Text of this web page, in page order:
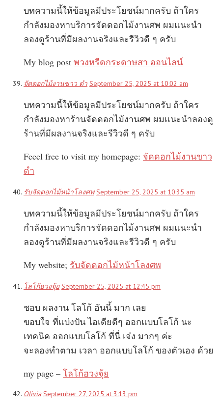
บทความนี้ให้ข้อมูลมีประโยชน์มากครับ ถ้าใคร
กำลังมองหาบริการจัดดอกไม้งานศพ ผมแนะนำ
ลองดูร้านที่มีผลงานจริงและรีวิวดี ๆ ครับ
My blog post พวงหรีดกระดาษสา ออนไลน์
จัดดอกไม้งานขาว ดํา September 25, 2025 at 10:02 am
บทความนี้ให้ข้อมูลมีประโยชน์มากครับ ถ้าใคร
กำลังมองหาร้านจัดดอกไม้งานศพ ผมแนะนำลองดู
ร้านที่มีผลงานจริงและรีวิวดี ๆ ครับ
Feeel free to visit my homepage: จัดดอกไม้งานขาว
ดํา
รับจัดดอกไม้หน้าโลงศพ September 25, 2025 at 10:35 am
บทความนี้ให้ข้อมูลมีประโยชน์มากครับ ถ้าใคร
กำลังมองหาบริการจัดดอกไม้งานศพ ผมแนะนำ
ลองดูร้านที่มีผลงานจริงและรีวิวดี ๆ ครับ
My website; รับจัดดอกไม้หน้าโลงศพ
โลโก้ฮวงจุ้ย September 25, 2025 at 12:45 pm
ชอบ ผลงาน โลโก้ อันนี้ มาก เลย
ขอบใจ ที่แบ่งปัน ไอเดียดีๆ ออกแบบโลโก้ นะ
เทคนิค ออกแบบโลโก้ ที่นี่ เจ๋ง มากๆ ค่ะ
จะลองทำตาม เวลา ออกแบบโลโก้ ของตัวเอง ด้วย
my page – โลโก้ฮวงจุ้ย
Olivia September 27, 2025 at 3:13 pm